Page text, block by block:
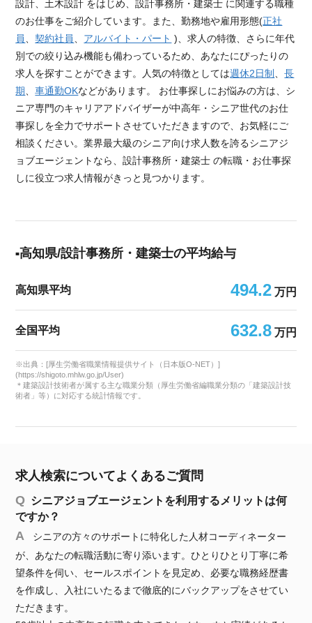
設計、土木設計 をはじめ、設計事務所・建築士 に関連する職種
のお仕事をご紹介しています。また、勤務地や雇用形態(正社
員
、契約社員 アルバイト・パート )、求人の特徴、さらに年代
別での絞り込み機能も備わっているため、あなたにぴったりの
求人を探すことができます。人気の特徴としては週休2日制 、長
期 、車通勤OKなどがあります。 お仕事探しにお悩みの方は、シ
ニア専門のキャリアアドバイザーが中高年・シニア世代のお仕
事探しを全力でサポートさせていただきますので、お気軽にご
相談ください。業界最大級のシニア向け求人数を誇るシニアジ
ョブエージェントなら、設計事務所・建築士 の転職・お仕事探
しに役立つ求人情報がきっと見つかります。
高知県/設計事務所・建築士の平均給与
高知県平均 494.2 万円
全国平均 632.8 万円
※出典：[厚生労働省職業情報提供サイト（日本版O-NET）]
(https://shigoto.mhlw.go.jp/User)
＊建築設計技術者が属する主な職業分類（厚生労働省編職業分類の「建築設計技
術者」等）に対応する統計情報です。
求人検索についてよくあるご質問
シニアジョブエージェントを利用するメリットは何
ですか？
シニアの方々のサポートに特化した人材コーディネーター
が、あなたの転職活動に寄り添います。ひとりひとり丁寧に希
望条件を伺い、セールスポイントを見定め、必要な職務経歴書
を作成し、入社にいたるまで徹底的にバックアップをさせてい
ただきます。